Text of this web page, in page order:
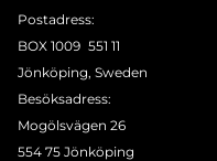
Postadress:
BOX 1009 551 11
Jönköping, Sweden
Besöksadress:
Mogölsvägen 26
554 75 Jönköping